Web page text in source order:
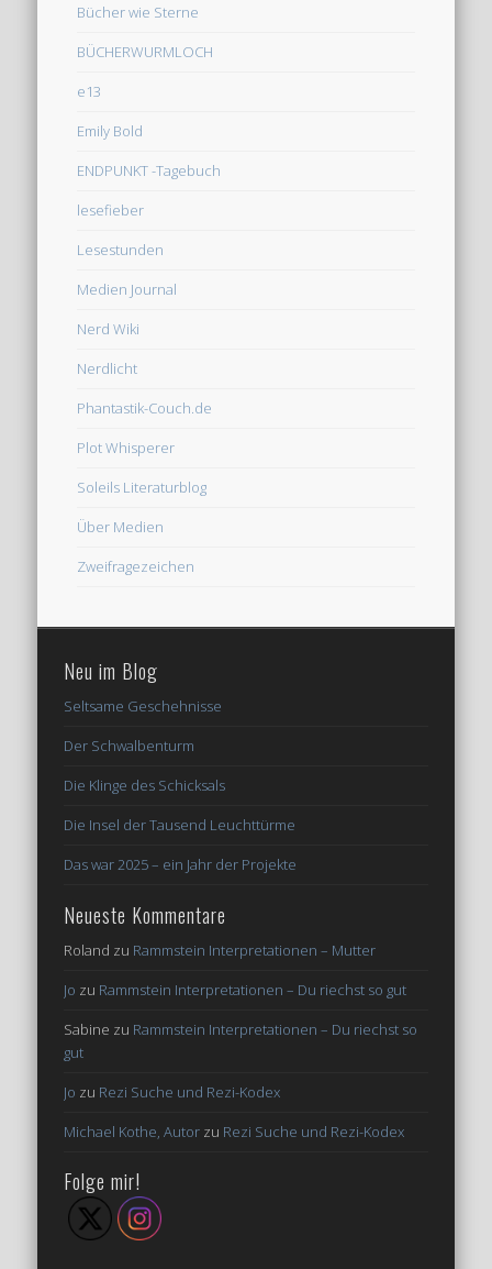
Bücher wie Sterne
BÜCHERWURMLOCH
e13
Emily Bold
ENDPUNKT -Tagebuch
lesefieber
Lesestunden
Medien Journal
Nerd Wiki
Nerdlicht
Phantastik-Couch.de
Plot Whisperer
Soleils Literaturblog
Über Medien
Zweifragezeichen
Neu im Blog
Seltsame Geschehnisse
Der Schwalbenturm
Die Klinge des Schicksals
Die Insel der Tausend Leuchttürme
Das war 2025 – ein Jahr der Projekte
Neueste Kommentare
Roland zu Rammstein Interpretationen – Mutter
Jo zu Rammstein Interpretationen – Du riechst so gut
Sabine zu Rammstein Interpretationen – Du riechst so
gut
Jo zu Rezi Suche und Rezi-Kodex
Michael Kothe, Autor zu Rezi Suche und Rezi-Kodex
Folge mir!